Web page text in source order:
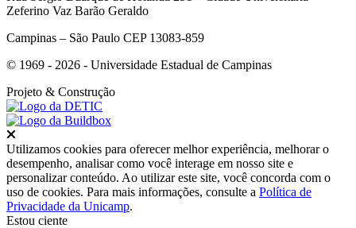
Zeferino Vaz Barão Geraldo
Campinas – São Paulo CEP 13083-859
© 1969 - 2026 - Universidade Estadual de Campinas
Projeto & Construção
Utilizamos cookies para oferecer melhor experiência, melhorar o
desempenho, analisar como você interage em nosso site e
personalizar conteúdo. Ao utilizar este site, você concorda com o
uso de cookies. Para mais informações, consulte a Política de
Privacidade da Unicamp.
Estou ciente